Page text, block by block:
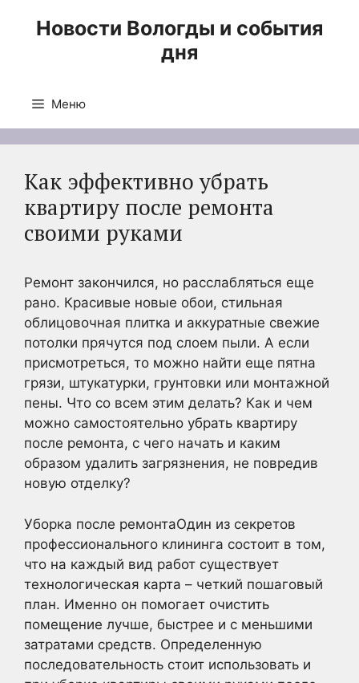
Новости Вологды и события
дня
Меню
Как эффективно убрать
квартиру после ремонта
своими руками
Ремонт закончился, но расслабляться еще
рано. Красивые новые обои, стильная
облицовочная плитка и аккуратные свежие
потолки прячутся под слоем пыли. А если
присмотреться, то можно найти еще пятна
грязи, штукатурки, грунтовки или монтажной
пены. Что со всем этим делать? Как и чем
можно самостоятельно убрать квартиру
после ремонта, с чего начать и каким
образом удалить загрязнения, не повредив
новую отделку?
Уборка после ремонтаОдин из секретов
профессионального клининга состоит в том,
что на каждый вид работ существует
технологическая карта – четкий пошаговый
план. Именно он помогает очистить
помещение лучше, быстрее и с меньшими
затратами средств. Определенную
последовательность стоит использовать и